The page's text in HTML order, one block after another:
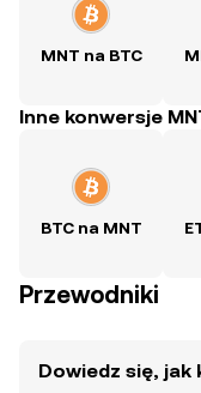
MNT na BTC
Inne konwersje
BTC na MNT
Przewodniki
Dowiedz się, jak